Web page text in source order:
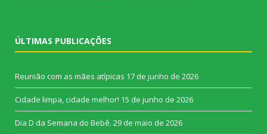
ÚLTIMAS PUBLICAÇÕES
Reunião com as mães atípicas 17 de junho de 2026
Cidade limpa, cidade melhor! 15 de junho de 2026
Dia D da Semana do Bebê. 29 de maio de 2026